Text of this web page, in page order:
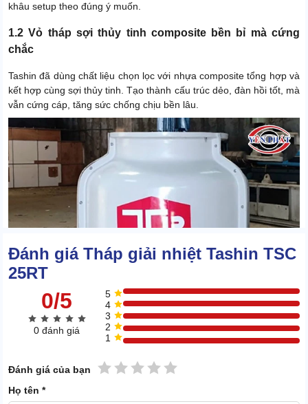
khâu setup theo đúng ý muốn.
1.2 Vỏ tháp sợi thủy tinh composite bền bỉ mà cứng
chắc
Tashin đã dùng chất liệu chọn lọc với nhựa composite tổng hợp và
kết hợp cùng sợi thủy tinh. Tạo thành cấu trúc dẻo, đàn hồi tốt, mà
vẫn cứng cáp, tăng sức chống chịu bền lâu.
Đánh giá Tháp giải nhiệt Tashin TSC
25RT
0/5
0 đánh giá
5
4
3
2
1
Đánh giá của bạn 5 sao
4 sao
3 sao
2 sao
1 sao
Họ tên *